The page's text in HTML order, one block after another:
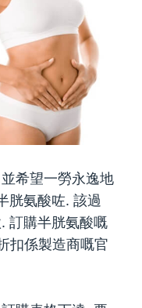
希望一勞永逸地
胱氨酸咗. 該過
訂購半胱氨酸嘅
扣係製造商嘅官